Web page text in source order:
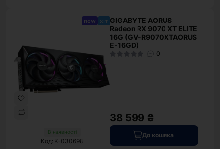
new хіт
В наявності
Код: K-030698
GIGABYTE AORUS
Radeon RX 9070 XT ELITE
16G (GV-R9070XTAORUS
E-16GD)
0
38 599 ₴
До кошика